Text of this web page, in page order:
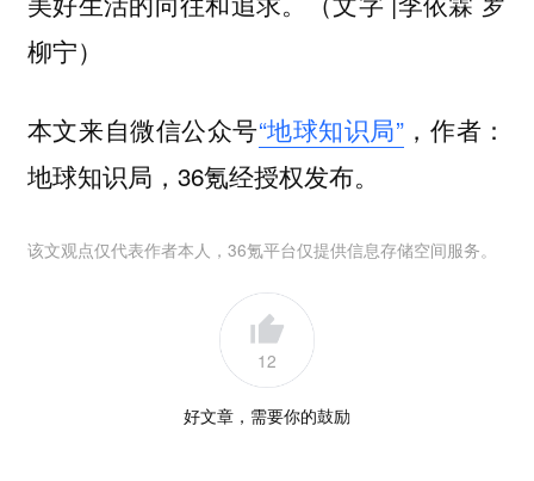
柳宁）
本文来自微信公众号“地球知识局”，作者：
地球知识局，36氪经授权发布。
该文观点仅代表作者本人，36氪平台仅提供信息存储空间服务。
12
好文章，需要你的鼓励